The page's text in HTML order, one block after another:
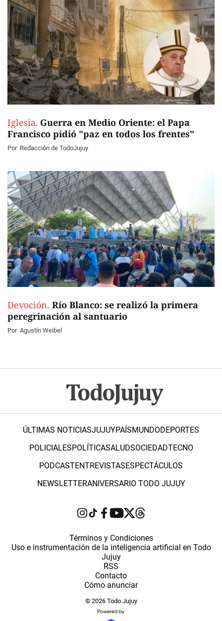
Iglesia. Guerra en Medio Oriente: el Papa
Francisco pidió "paz en todos los frentes"
Por Redacción de TodoJujuy
Devoción. Río Blanco: se realizó la primera
peregrinación al santuario
Por Agustín Weibel
ÚLTIMAS NOTICIASJUJUYPAÍSMUNDODEPORTES
POLICIALESPOLÍTICASALUDSOCIEDADTECNO
PODCASTENTREVISTASESPECTÁCULOS
NEWSLETTERANIVERSARIO TODO JUJUY
Términos y Condiciones
Uso e instrumentación de la inteligencia artificial en Todo
Jujuy
RSS
Contacto
Cómo anunciar
© 2026 Todo Jujuy